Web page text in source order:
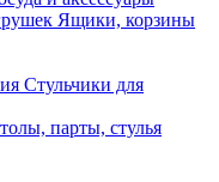
Ящики, корзины
Стульчики для
парты, стулья